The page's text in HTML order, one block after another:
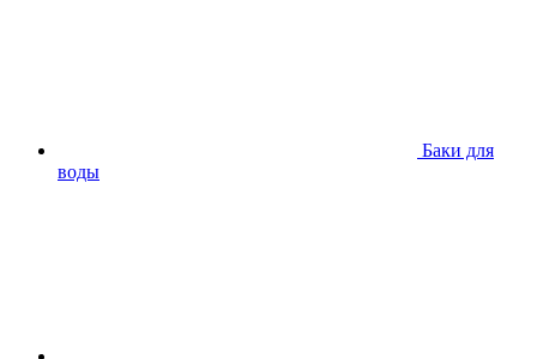
Баки для
воды